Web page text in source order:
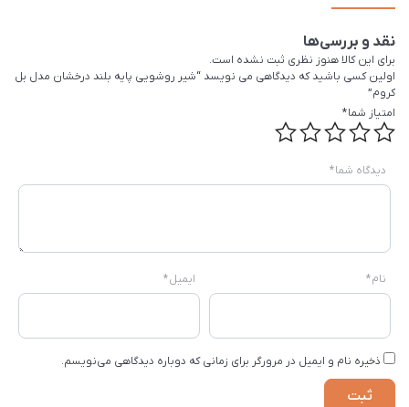
نقد و بررسی‌ها
برای این کالا هنوز نظری ثبت نشده است.
اولین کسی باشید که دیدگاهی می نویسد “شیر روشویی پایه بلند درخشان مدل بل
کروم”
امتیاز شما*
دیدگاه شما*
نام* ایمیل*
ذخیره نام و ایمیل در مرورگر برای زمانی که دوباره دیدگاهی می‌نویسم.